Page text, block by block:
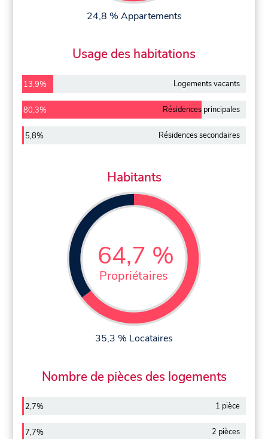
24,8 % Appartements
Usage des habitations
13,9% Logements vacants
80,3% Résidences principales
5,8% Résidences secondaires
Habitants
64,7 %
Propriétaires
35,3 % Locataires
Nombre de pièces des logements
2,7% 1 pièce
7,7% 2 pièces